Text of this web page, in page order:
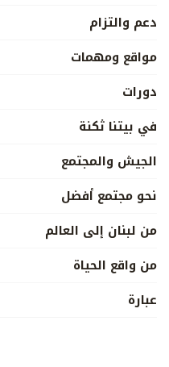
دعم والتزام
مواقع ومهمات
دورات
في بيتنا ثكنة
الجيش والمجتمع
نحو مجتمع أفضل
من لبنان إلى العالم
من واقع الحياة
عبارة